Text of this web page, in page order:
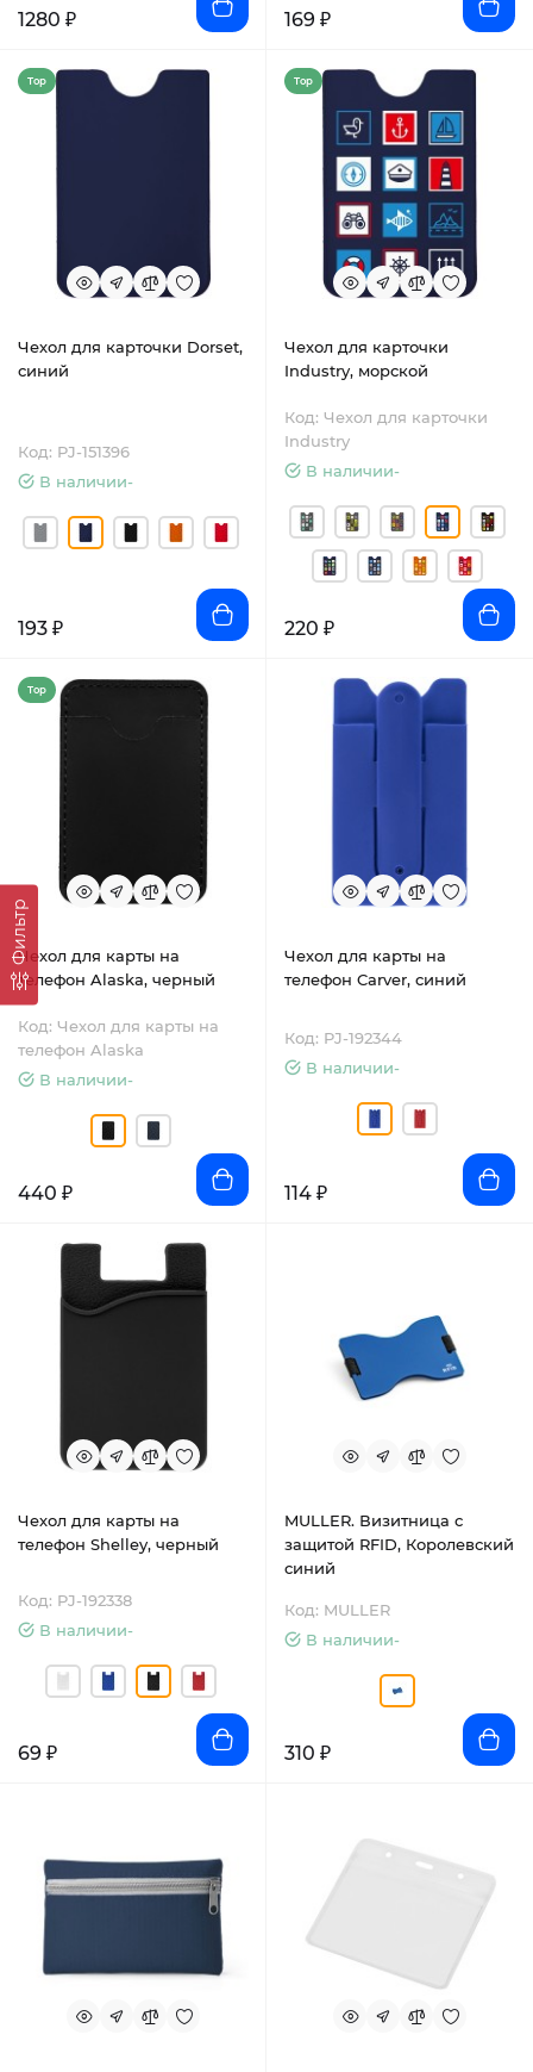
Фильтр
1280 ₽ 169 ₽
Top
Чехол для карточки Dorset,
синий
Код: PJ-151396
В наличии-
193 ₽
Top
Чехол для карточки
Industry, морской
Код: Чехол для карточки
Industry
В наличии-
220 ₽
Top
Чехол для карты на
телефон Alaska, черный
Код: Чехол для карты на
телефон Alaska
В наличии-
440 ₽
Чехол для карты на
телефон Carver, синий
Код: PJ-192344
В наличии-
114 ₽
Чехол для карты на
телефон Shelley, черный
Код: PJ-192338
В наличии-
69 ₽
MULLER. Визитница с
защитой RFID, Королевский
синий
Код: MULLER
В наличии-
310 ₽